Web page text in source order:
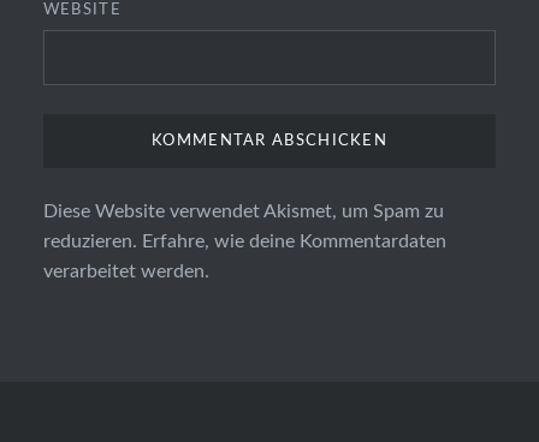
WEBSITE
Diese Website verwendet Akismet, um Spam zu
reduzieren. Erfahre, wie deine Kommentardaten
verarbeitet werden.